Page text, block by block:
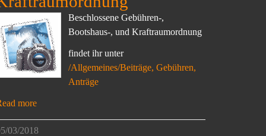
Beschlossene Gebühren-,
Bootshaus-, und Kraftraumordnung
findet ihr unter
/Allgemeines/Beiträge, Gebühren,
Anträge
more
03/2018